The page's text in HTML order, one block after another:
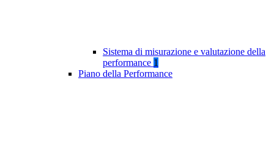
Sistema di misurazione e valutazione della
performance 1
Piano della Performance